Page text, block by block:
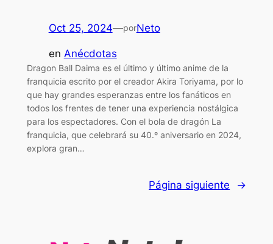
Oct 25, 2024—porNeto
en Anécdotas
Dragon Ball Daima es el último y último anime de la
franquicia escrito por el creador Akira Toriyama, por lo
que hay grandes esperanzas entre los fanáticos en
todos los frentes de tener una experiencia nostálgica
para los espectadores. Con el bola de dragón La
franquicia, que celebrará su 40.º aniversario en 2024,
explora gran…
Página siguiente →